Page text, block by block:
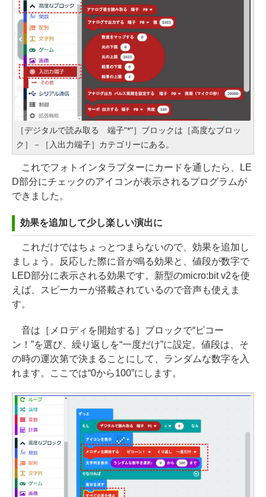
［デジタルで読み取る 端子"*"］ブロックは［高度なブロッ
ク］－［入出力端子］カテゴリーにある。
これでフォトインタラプターにカードを通したら、LE
D部分にチェックのアイコンが表示されるプログラムが
できました。
効果を追加して少し楽しい演出に
これだけではちょっとつまらないので、効果を追加し
ましょう。反応した際に音が鳴る効果と、値段が数字で
LED部分に表示される効果です。新型のmicro:bit v2を使
えば、スピーカーが搭載されているので音声も使えま
す。
音は［メロディを開始する］ブロックで“ピコー
ン！”を選び、繰り返しを“一度だけ”に設定。値段は、そ
の時の運次第で決まることにして、ランダムな数字を入
れます。ここでは“0から100”にします。